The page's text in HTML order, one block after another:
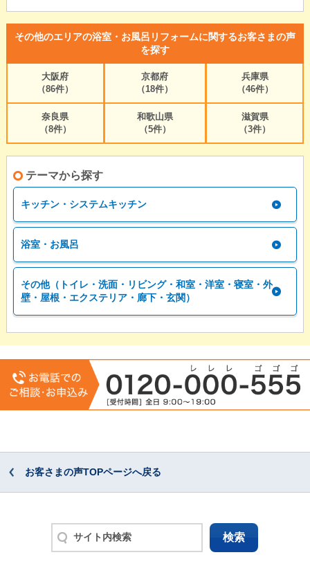
その他のエリアの浴室・お風呂リフォームに関するお客さまの声
を探す
大阪府
（86件）
京都府
（18件）
兵庫県
（46件）
奈良県
（8件）
和歌山県
（5件）
滋賀県
（3件）
テーマから探す
キッチン・システムキッチン
浴室・お風呂
その他（トイレ・洗面・リビング・和室・洋室・寝室・外
壁・屋根・エクステリア・廊下・玄関）
お客さまの声TOPページへ戻る